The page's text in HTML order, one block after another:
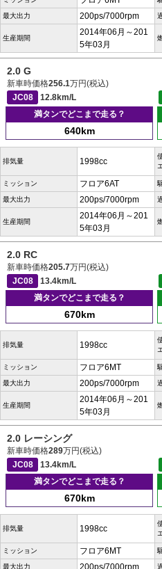
最大出力 200ps/7000rpm
生産期間
2014年06月～201
5年03月
2.0 G
新車時価格256.1万円(税込)
JC08
12.8km/L
満タンでどこまで走る？
640km
排気量 1998cc
ミッション フロア6AT
最大出力 200ps/7000rpm
生産期間
2014年06月～201
5年03月
2.0 RC
新車時価格205.7万円(税込)
JC08
13.4km/L
満タンでどこまで走る？
670km
排気量 1998cc
ミッション フロア6MT
最大出力 200ps/7000rpm
生産期間
2014年06月～201
5年03月
2.0 レーシング
新車時価格289万円(税込)
JC08
13.4km/L
満タンでどこまで走る？
670km
排気量 1998cc
ミッション フロア6MT
最大出力